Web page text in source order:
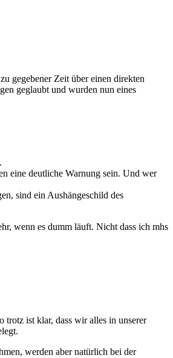
gegebener Zeit über einen direkten
geglaubt und wurden nun eines
eine deutliche Warnung sein. Und wer
sind ein Aushängeschild des
wenn es dumm läuft. Nicht dass ich mhs
trotz ist klar, dass wir alles in unserer
werden aber natürlich bei der